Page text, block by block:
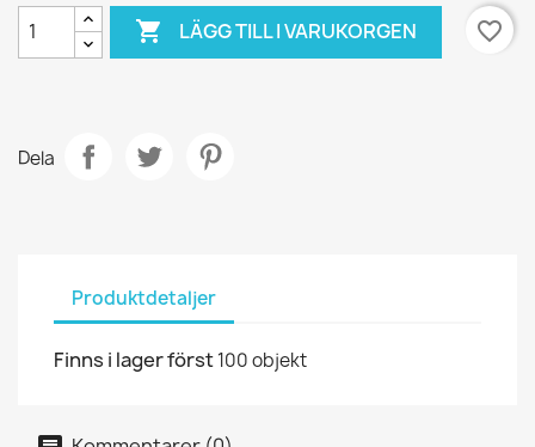
 LÄGG TILL I VARUKORGEN favorite_border
Dela
Produktdetaljer
Finns i lager först100 objekt